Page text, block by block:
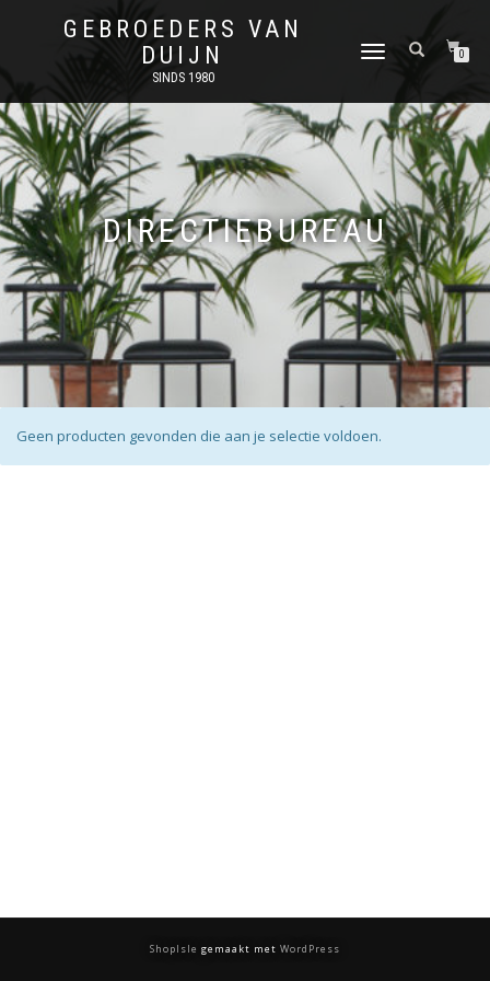
GEBROEDERS VAN
DUIJN
SINDS 1980
SCHAKEL
0
DIRECTIEBUREAU
Geen producten gevonden die aan je selectie voldoen.
ShopIsle gemaakt met WordPress